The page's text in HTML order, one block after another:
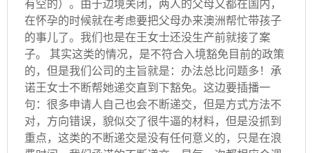
有空的）。由于边境关闭，两人的父母又都在国内，
在怀孕的时候就在考虑要把父母办来澳洲帮忙带孩子
的事儿了。我们也是在王女士还没生产前就接了案
子。 其实这类的情况，是不符合入境豁免目前的政策
的，但是我们公司的主旨就是：办法总比问题多！承
诺王女士不断帮她递交直到下豁免。这边要插播一
句：很多申请人自己也会不断递交，但是方式方法不
对，方向错误，貌似交了很牛逼的材料，但是没抓到
重点，这类的不断递交是没有任何意义的，只是在浪